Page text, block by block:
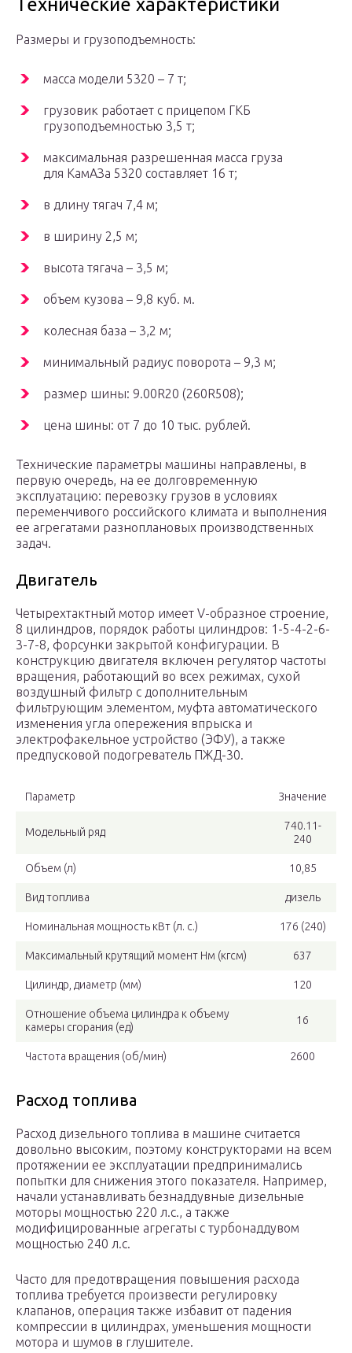
Технические характеристики
Размеры и грузоподъемность:
масса модели 5320 – 7 т;
грузовик работает с прицепом ГКБ
грузоподъемностью 3,5 т;
максимальная разрешенная масса груза
для КамАЗа 5320 составляет 16 т;
в длину тягач 7,4 м;
в ширину 2,5 м;
высота тягача – 3,5 м;
объем кузова – 9,8 куб. м.
колесная база – 3,2 м;
минимальный радиус поворота – 9,3 м;
размер шины: 9.00R20 (260R508);
цена шины: от 7 до 10 тыс. рублей.
Технические параметры машины направлены, в
первую очередь, на ее долговременную
эксплуатацию: перевозку грузов в условиях
переменчивого российского климата и выполнения
ее агрегатами разноплановых производственных
задач.
Двигатель
Четырехтактный мотор имеет V-образное строение,
8 цилиндров, порядок работы цилиндров: 1-5-4-2-6-
3-7-8, форсунки закрытой конфигурации. В
конструкцию двигателя включен регулятор частоты
вращения, работающий во всех режимах, сухой
воздушный фильтр с дополнительным
фильтрующим элементом, муфта автоматического
изменения угла опережения впрыска и
электрофакельное устройство (ЭФУ), а также
предпусковой подогреватель ПЖД-30.
Параметр Значение
Модельный ряд
740.11-
240
Объем (л) 10,85
Вид топлива дизель
Номинальная мощность кВт (л. с.) 176 (240)
Максимальный крутящий момент Нм (кгсм) 637
Цилиндр, диаметр (мм) 120
Отношение объема цилиндра к объему
камеры сгорания (ед)
16
Частота вращения (об/мин) 2600
Расход топлива
Расход дизельного топлива в машине считается
довольно высоким, поэтому конструкторами на всем
протяжении ее эксплуатации предпринимались
попытки для снижения этого показателя. Например,
начали устанавливать безнаддувные дизельные
моторы мощностью 220 л.с., а также
модифицированные агрегаты с турбонаддувом
мощностью 240 л.с.
Часто для предотвращения повышения расхода
топлива требуется произвести регулировку
клапанов, операция также избавит от падения
компрессии в цилиндрах, уменьшения мощности
мотора и шумов в глушителе.